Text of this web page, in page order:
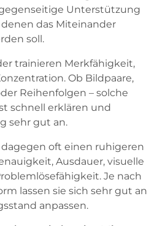
Unterstützung
das Miteinander
soll.
trainieren Merkfähigkeit,
Ob Bildpaare,
Reihenfolgen – solche
schnell erklären und
sehr gut an.
oft einen ruhigeren
Ausdauer, visuelle
Je nach
lassen sie sich sehr gut an
anpassen.